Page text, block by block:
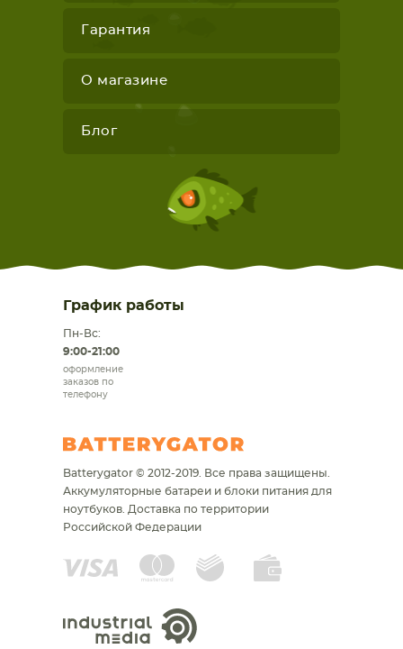
Гарантия
О магазине
Блог
График работы
Пн-Вс:
9:00-21:00
оформление
заказов по
телефону
Batterygator © 2012-2019. Все права защищены.
Аккумуляторные батареи и блоки питания для
ноутбуков. Доставка по территории
Российской Федерации